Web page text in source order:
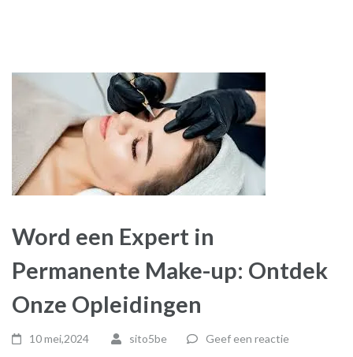
Word een Expert in
Permanente Make-up: Ontdek
Onze Opleidingen
10 mei,2024 sito5be Geef een reactie